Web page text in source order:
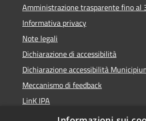
Amministrazione trasparente fino
Informativa privacy
Note legali
Dichiarazione di accessibilità
Dichiarazione accessibilità
Meccanismo di feedback
LinK IPA
Social media policy